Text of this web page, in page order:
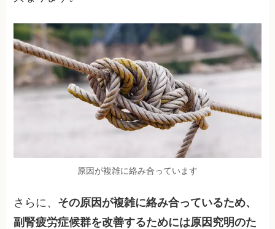
原因が複雑に絡み合っています
さらに、 その原因が複雑に絡み合っているため、
副腎疲労症候群を改善するためには原因究明のた